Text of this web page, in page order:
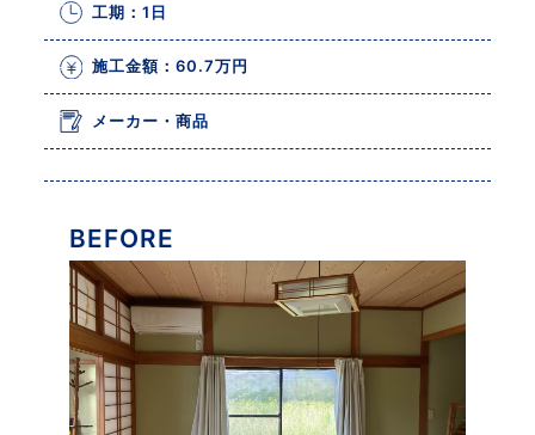
工期：1日
施工金額：60.7万円
メーカー・商品
BEFORE